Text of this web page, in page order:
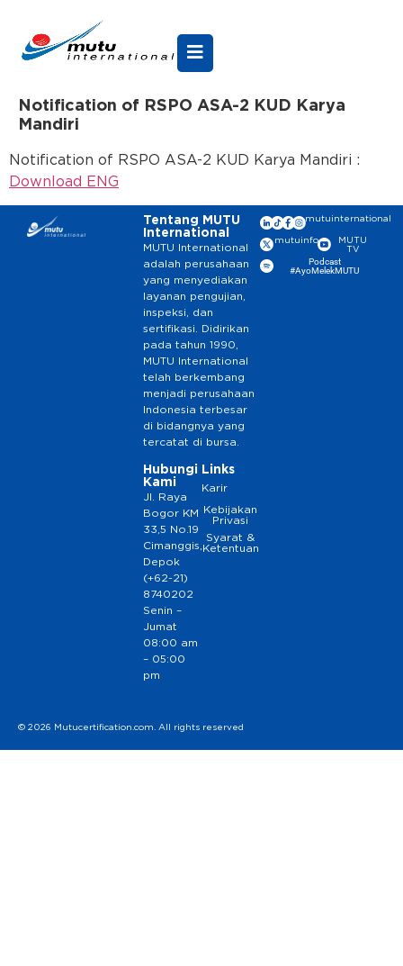
Notification of RSPO ASA-2 KUD Karya
Mandiri
Notification of RSPO ASA-2 KUD Karya Mandiri :
Download ENG
Tentang MUTU
International
MUTU International
adalah perusahaan
yang menyediakan
layanan pengujian,
inspeksi, dan
sertifikasi. Didirikan
pada tahun 1990,
MUTU International
telah berkembang
menjadi perusahaan
Indonesia terbesar
di bidangnya yang
tercatat di bursa.
Hubungi
Kami
Jl. Raya
Bogor KM
33,5 No.19
Cimanggis,
Depok
(+62-21)
8740202
Senin –
Jumat
08:00 am
– 05:00
pm
Links
Karir
Kebijakan
Privasi
Syarat &
Ketentuan
mutuinternational
mutuinfo
MUTU
TV
Podcast
#AyoMelekMUTU
© 2026 Mutucertification.com. All rights reserved